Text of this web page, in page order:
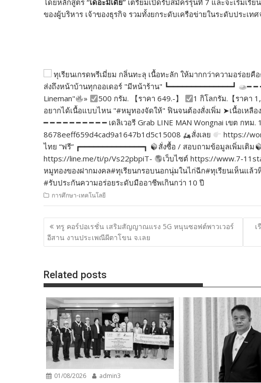
โดยหลักสูตร “เดอะมีเดีย” เตรียมเปิดรับสมัครรุ่นที่ 7 และจะเริ่มเรี
ของผู้บริหาร เจ้าของธุรกิจ รวมทั้งยกระดับเครือข่ายในระดับประเ
ทุเรียนเกรดพรีเมี่ยม กลิ่นทะลุ เนื้อทะลัก ให้มากกว่าความอร่อ
ส่งถึงหน้าบ้านทุกออเดอร์ "มีหน้าร้าน" ┗━━━━━━━━━━━━━━┛
━ ━
Lineman"
» 500 กรัม. 【ราคา 649.-】 1 กิโลกรัม.【ราคา
อยากได้เนื้อแบบไหน "#หมูทองจัดให้" ฟินจนต้องสั่งเพิ่ม ➤เนื้อเห
━ ━ ━ ━ ━ ━ ━ ━ ━ ━ เดลิเวอรี Grab LINE MAN Wongnai เขต กทม.
8678eeff659d4cad9a1647b1d5c15008
สั่งเลย https://
ไทย “ฟรี” ┏━━━━━━━━━━━━━━┓
สั่งซื้อ / สอบถามข้อมูลเพิ่มเติม
https://line.me/ti/p/Vs22pbpiT-
เว็บไซต์ https://www.7-
หมูทองของฝากมงคล#ทุเรียนกรอบนอกนุ่มในไก่ฉีก#ทุเรียนเห็นแล้
#รับประกันความอร่อยระดับมืออาชีพเกินกว่า 10 ปี
การศึกษา-เทคโนโลยี
แนะแนว
เรื่อง
ทรู คอร์ปอเรชั่น เสริมสัญญาณแรง 5G หนุนซอฟต์พาวเวอร์
อีสาน งานประเพณีผีตาโขน จ.เลย
Related posts
01/08/2026 admin3